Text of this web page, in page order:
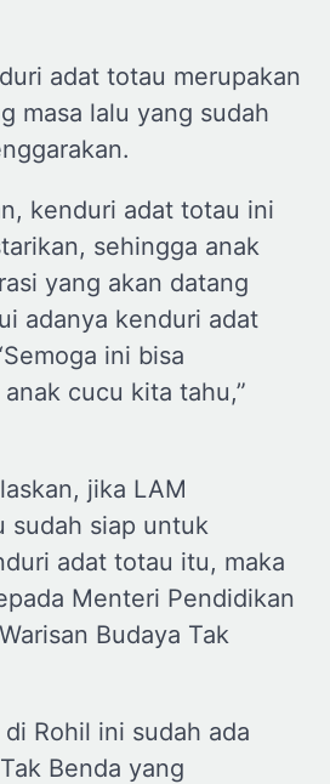
adat totau merupakan
masa lalu yang sudah
kenduri adat totau ini
sehingga anak
yang akan datang
adanya kenduri adat
ini bisa
cucu kita tahu,”
jika LAM
sudah siap untuk
adat totau itu, maka
Menteri Pendidikan
Budaya Tak
Rohil ini sudah ada
Benda yang